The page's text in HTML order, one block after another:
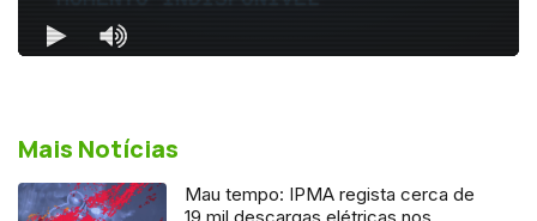
Mais Notícias
Mau tempo: IPMA regista cerca de
19 mil descargas elétricas nos